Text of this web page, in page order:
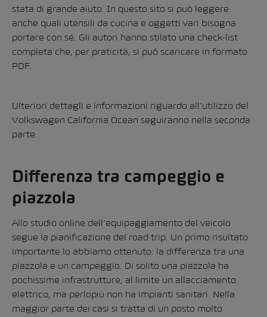
stata di grande aiuto. In questo sito si può leggere
anche quali utensili da cucina e oggetti vari bisogna
portare con sé. Gli autori hanno stilato una check-list
completa che, per praticità, si può scaricare in formato
PDF.
Ulteriori dettagli e informazioni riguardo all’utilizzo del
Volkswagen California Ocean seguiranno nella seconda
parte.
Differenza tra campeggio e
piazzola
Allo studio online dell’equipaggiamento del veicolo
segue la pianificazione del road trip. Un primo risultato
importante lo abbiamo ottenuto: la differenza tra una
piazzola e un campeggio. Di solito una piazzola ha
pochissime infrastrutture, al limite un allacciamento
elettrico, ma perlopiù non ha impianti sanitari. Nella
maggior parte dei casi si tratta di un posto molto